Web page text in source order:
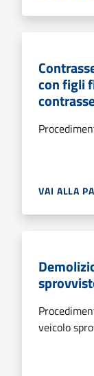
con figli
VAI ALLA
veicolo